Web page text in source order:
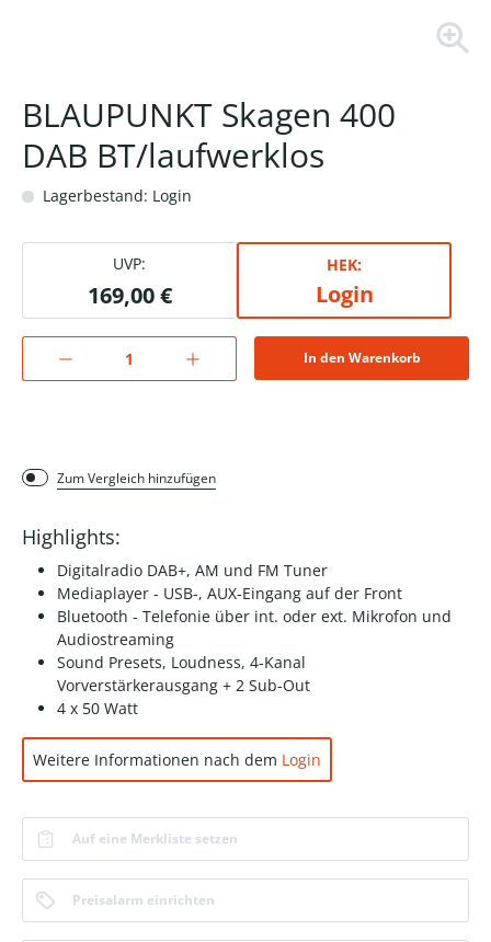
BLAUPUNKT Skagen 400
DAB BT/laufwerklos
Lagerbestand: Login
UVP:
169,00 €
HEK:
Login
In den Warenkorb
Zum Vergleich hinzufügen
Highlights:
Digitalradio DAB+, AM und FM Tuner
Mediaplayer - USB-, AUX-Eingang auf der Front
Bluetooth - Telefonie über int. oder ext. Mikrofon und
Audiostreaming
Sound Presets, Loudness, 4-Kanal
Vorverstärkerausgang + 2 Sub-Out
4 x 50 Watt
Weitere Informationen nach dem Login
Auf eine Merkliste setzen
Preisalarm einrichten